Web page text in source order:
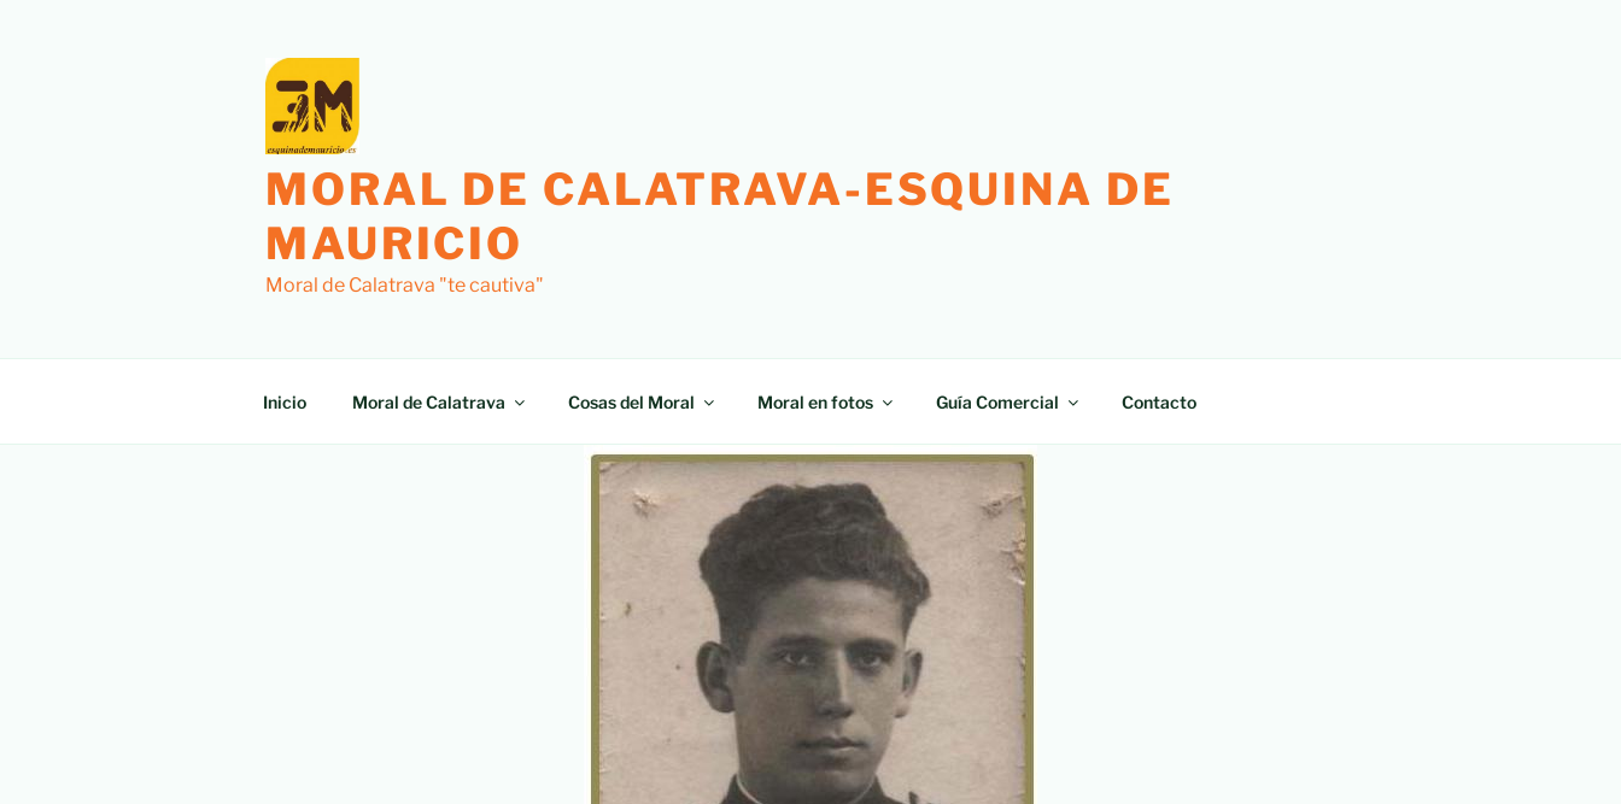
MORAL DE CALATRAVA-ESQUINA DE
MAURICIO
Moral de Calatrava "te cautiva"
Inicio Moral de Calatrava Cosas del Moral Moral en fotos Guía Comercial Contacto